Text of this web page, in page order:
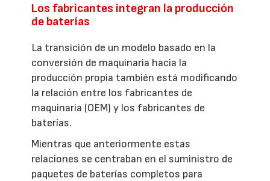
Los fabricantes integran la producción
de baterías
La transición de un modelo basado en la
conversión de maquinaria hacia la
producción propia también está modificando
la relación entre los fabricantes de
maquinaria (OEM) y los fabricantes de
baterías.
Mientras que anteriormente estas
relaciones se centraban en el suministro de
paquetes de baterías completos para